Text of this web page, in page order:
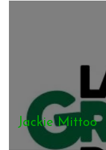
Jackie Mittoo